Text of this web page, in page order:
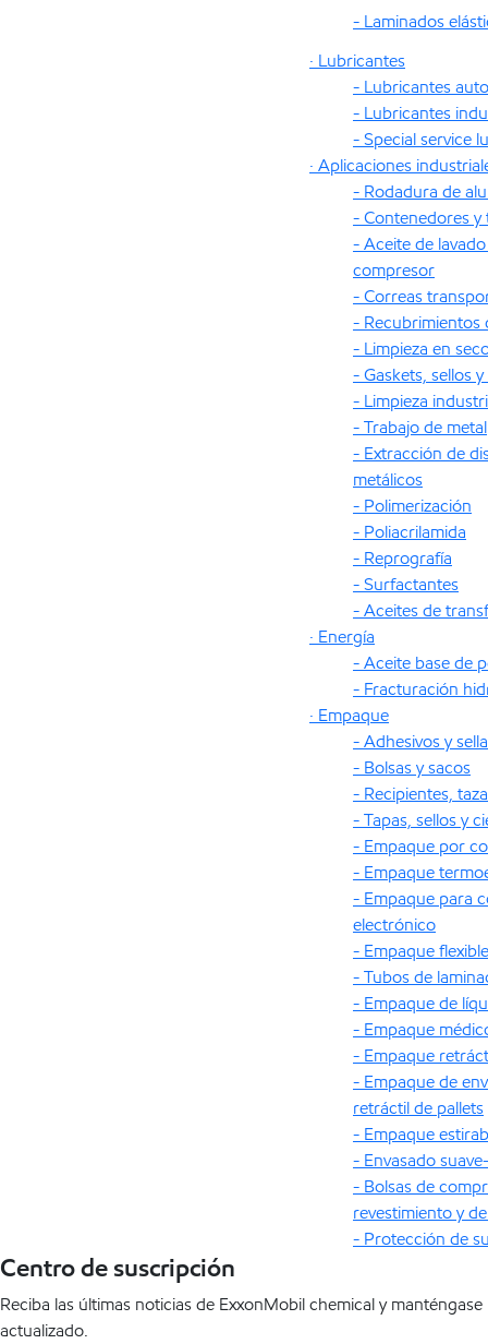
- Laminados
· Lubricantes
- Lubricantes
- Lubricantes
- Special service
· Aplicaciones
- Rodadura de
- Contenedores y
- Aceite de
compresor
- Correas
- Recubrimientos
- Limpieza en
- Gaskets, sellos
- Limpieza
- Trabajo de metal
- Extracción de
metálicos
- Polimerización
- Poliacrilamida
- Reprografía
- Surfactantes
- Aceites de
· Energía
- Aceite base de
- Fracturación
· Empaque
- Adhesivos y
- Bolsas y sacos
- Recipientes,
- Tapas, sellos y
- Empaque por
- Empaque
- Empaque para
electrónico
- Empaque
- Tubos de
- Empaque de
- Empaque
- Empaque
- Empaque de
retráctil de pallets
- Empaque
- Envasado
- Bolsas de
revestimiento y
- Protección de
Centro de suscripción
Reciba las últimas noticias de ExxonMobil chemical y manténgase
actualizado.